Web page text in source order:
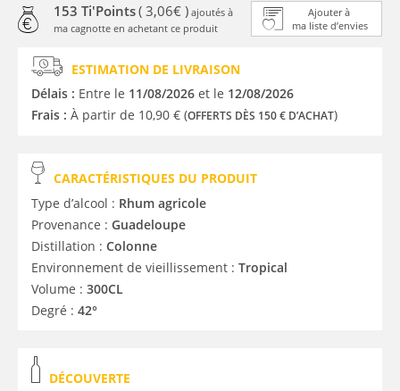
Ajouter à
ma liste d’envies
153 Ti'Points( 3,06€ ) ajoutés à
ma cagnotte en achetant ce produit
ESTIMATION DE LIVRAISON
Délais : Entre le 11/08/2026 et le 12/08/2026
Frais : À partir de 10,90 € (OFFERTS DÈS 150 € D’ACHAT)
CARACTÉRISTIQUES DU PRODUIT
Type d’alcool : Rhum agricole
Provenance : Guadeloupe
Distillation : Colonne
Environnement de vieillissement : Tropical
Volume : 300CL
Degré : 42°
DÉCOUVERTE